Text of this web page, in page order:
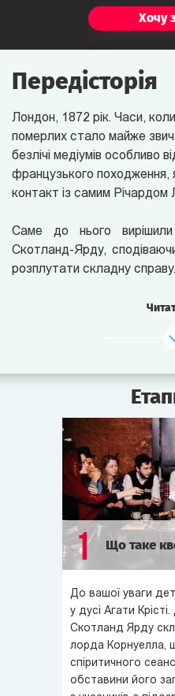
Хочу
Передісторія
Лондон, 1872 рік. Часи,
померлих стало майже
безлічі медіумів особливо
французького походження,
контакт із самим
Саме до нього вирішили
Скотланд-Ярду,
розплутати складну справу.
Тиждень тому було
лорда Корнуелла. Його
сплановане вбивство. Їм
трьох підозрюваних.
деталей цього злочину,
Саме ці деталі і хоче
детектив Майлз із
Усіх підозрюваних,
зацікавлених осіб
салон Пуатьє...
У цій грі вам доведеться
та поспілкуватися з ним,
та з’ясувати шокуючі
разом з детективом
скласти до купи усі деталі
лорда Корнуелла. Якщо,
1 Що таке
До вашої уваги
у дусі Агати
Скотланд Ярду
лорда Корнуелла,
спіритичного
обставини його